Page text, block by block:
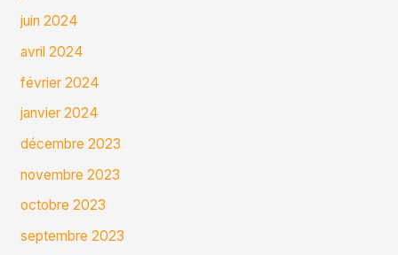
juin 2024
avril 2024
février 2024
janvier 2024
décembre 2023
novembre 2023
octobre 2023
septembre 2023